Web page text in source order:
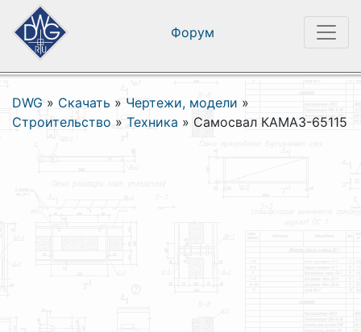
Форум
DWG » Скачать » Чертежи, модели »
Строительство » Техника » Самосвал КАМАЗ-65115